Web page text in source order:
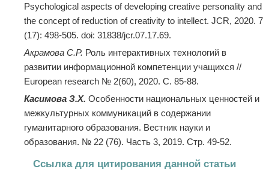
Psychological aspects of developing creative personality and
the concept of reduction of creativity to intellect. JCR, 2020. 7
(17): 498-505. doi: 31838/jcr.07.17.69.
Акрамова С.Р. Роль интерактивных технологий в
развитии информационной компетенции учащихся //
European research № 2(60), 2020. С. 85-88.
Касимова З.Х. Особенности национальных ценностей и
межкультурных коммуникаций в содержании
гуманитарного образования. Вестник науки и
образования. № 22 (76). Часть 3, 2019. Стр. 49-52.
Ссылка для цитирования данной статьи